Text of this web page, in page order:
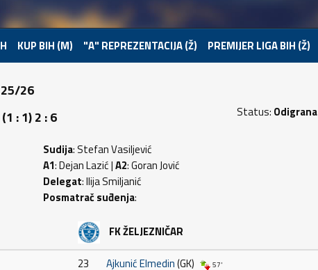
KUP BIH (M) "A" REPREZENTACIJA (Ž) PREMIJER LIGA BIH (Ž)
26
(1 : 1) 2 : 6
Status: Odigrana
Sudija: Stefan Vasiljević
A1: Dejan Lazić |A2: Goran Jović
Delegat: Ilija Smiljanić
Posmatrač suđenja:
FK ŽELJEZNIČAR
23 Ajkunić Elmedin(GK) 57'